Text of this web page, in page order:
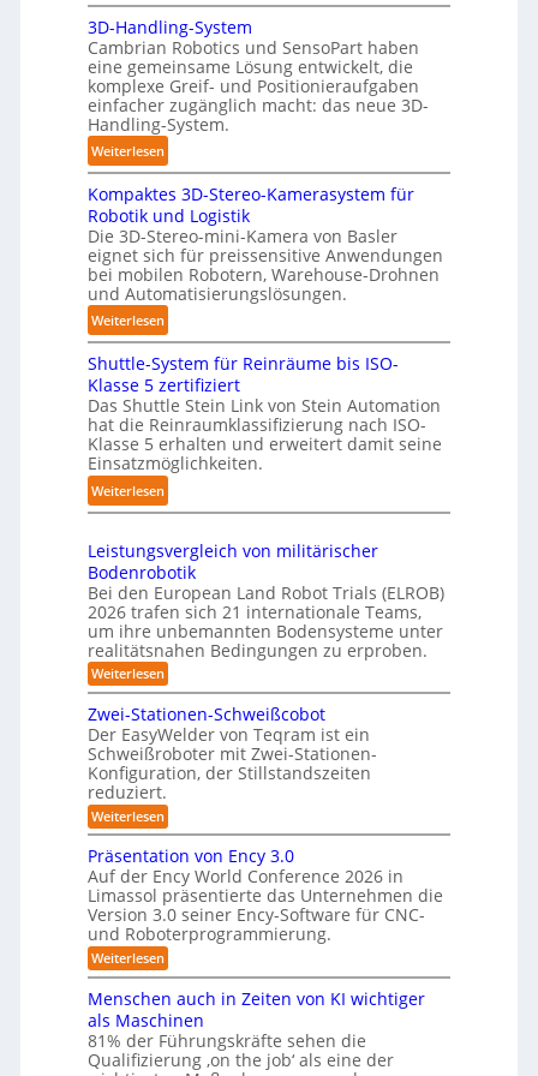
b
o
t
d
i
g
e
P
o
l
y
m
e
r
l
a
g
e
r
f
ü
r
T
a
u
c
r
o
b
o
t
e
r
A
u
t
o
m
a
t
i
s
i
e
r
u
n
g
s
t
r
e
f
f
2
0
6
3D-Handling-System
Cambrian Robotics und SensoPart haben
eine gemeinsame Lösung entwickelt, die
komplexe Greif- und Positionieraufgaben
einfacher zugänglich macht: das neue 3D-
Handling-System.
Weiterlesen:
3
D
-
H
a
n
d
l
n
g
-
S
y
s
t
m
Kompaktes 3D-Stereo-Kamerasystem für
Robotik und Logistik
Die 3D-Stereo-mini-Kamera von Basler
eignet sich für preissensitive Anwendungen
bei mobilen Robotern, Warehouse-Drohnen
und Automatisierungslösungen.
Weiterlesen:
K
o
m
p
a
k
t
e
3
D
-
S
t
e
r
e
o
-
K
a
m
r
a
s
y
s
t
e
m
f
ü
Shuttle-System für Reinräume bis ISO-
Klasse 5 zertifiziert
Das Shuttle Stein Link von Stein Automation
hat die Reinraumklassifizierung nach ISO-
Klasse 5 erhalten und erweitert damit seine
Einsatzmöglichkeiten.
Weiterlesen:
S
u
t
t
l
e
-
S
y
s
t
m
f
ü
r
R
e
i
n
ä
u
m
Leistungsvergleich von militärischer
Bodenrobotik
Bei den European Land Robot Trials (ELROB)
2026 trafen sich 21 internationale Teams,
um ihre unbemannten Bodensysteme unter
realitätsnahen Bedingungen zu erproben.
Weiterlesen:
L
e
i
s
t
u
g
s
v
e
r
g
l
e
i
c
h
v
o
n
m
i
Zwei-Stationen-Schweißcobot
Der EasyWelder von Teqram ist ein
Schweißroboter mit Zwei-Stationen-
Konfiguration, der Stillstandszeiten
reduziert.
Weiterlesen:
Z
w
e
i
-
S
t
a
t
i
o
n
e
n
-
Präsentation von Ency 3.0
Auf der Ency World Conference 2026 in
Limassol präsentierte das Unternehmen die
Version 3.0 seiner Ency-Software für CNC-
und Roboterprogrammierung.
Weiterlesen:
P
ä
s
e
n
Menschen auch in Zeiten von KI wichtiger
als Maschinen
81% der Führungskräfte sehen die
Qualifizierung ‚on the job‘ als eine der